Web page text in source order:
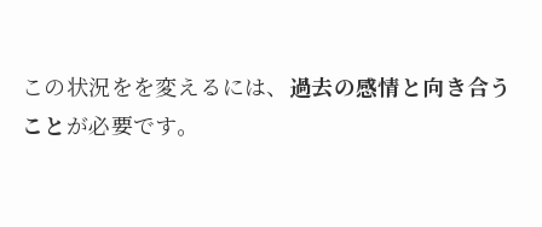
この状況をを変えるには、 過去の感情と向き合う
ことが必要です。